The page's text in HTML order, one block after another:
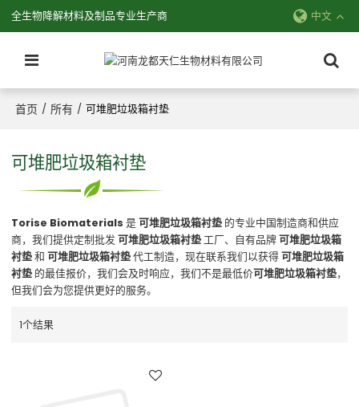
全生物降解材料及制品专业生产商 中文
首页 / 所有 / 可堆肥垃圾箱衬垫
可堆肥垃圾箱衬垫
Torise Biomaterials 是可堆肥垃圾箱衬垫 的专业中国制造商和供应
商，我们提供定制批发可堆肥垃圾箱衬垫工厂、自有品牌可堆肥垃圾箱
衬垫和可堆肥垃圾箱衬垫代工制造，现在联系我们以获得可堆肥垃圾箱
衬垫 的最佳报价，我们会及时响应，我们不是最低价可堆肥垃圾箱衬垫，
但我们会为您提供更好的服务。
1个结果